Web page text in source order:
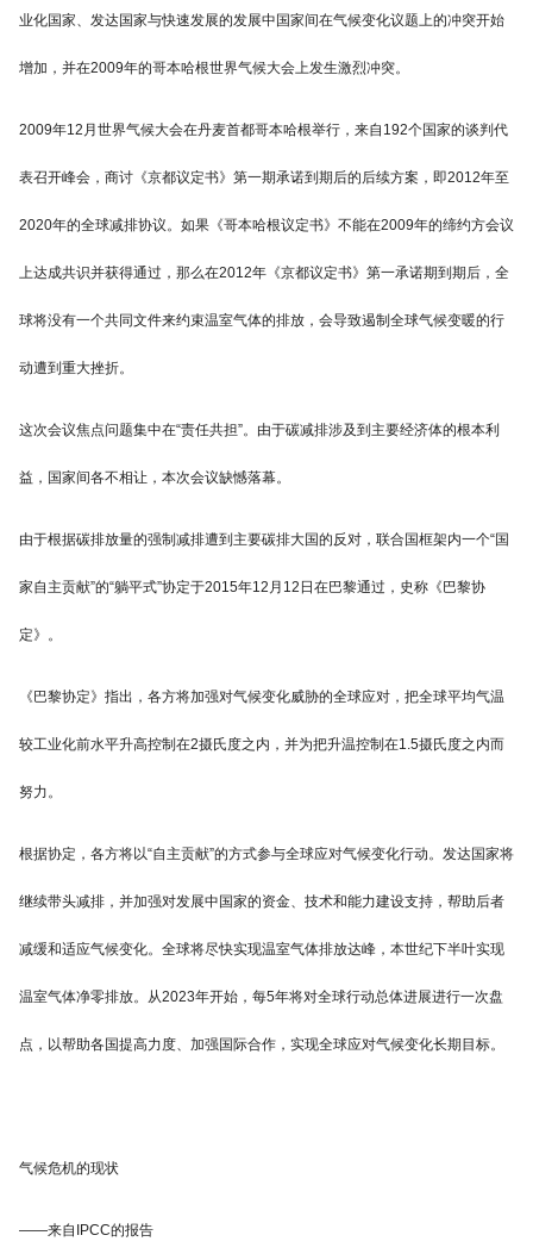
业化国家、发达国家与快速发展的发展中国家间在气候变化议题上的冲突开始
增加，并在2009年的哥本哈根世界气候大会上发生激烈冲突。
2009年12月世界气候大会在丹麦首都哥本哈根举行，来自192个国家的谈判代
表召开峰会，商讨《京都议定书》第一期承诺到期后的后续方案，即2012年至
2020年的全球减排协议。如果《哥本哈根议定书》不能在2009年的缔约方会议
上达成共识并获得通过，那么在2012年《京都议定书》第一承诺期到期后，全
球将没有一个共同文件来约束温室气体的排放，会导致遏制全球气候变暖的行
动遭到重大挫折。
这次会议焦点问题集中在“责任共担”。由于碳减排涉及到主要经济体的根本利
益，国家间各不相让，本次会议缺憾落幕。
由于根据碳排放量的强制减排遭到主要碳排大国的反对，联合国框架内一个“国
家自主贡献”的“躺平式”协定于2015年12月12日在巴黎通过，史称《巴黎协
定》。
《巴黎协定》指出，各方将加强对气候变化威胁的全球应对，把全球平均气温
较工业化前水平升高控制在2摄氏度之内，并为把升温控制在1.5摄氏度之内而
努力。
根据协定，各方将以“自主贡献”的方式参与全球应对气候变化行动。发达国家将
继续带头减排，并加强对发展中国家的资金、技术和能力建设支持，帮助后者
减缓和适应气候变化。全球将尽快实现温室气体排放达峰，本世纪下半叶实现
温室气体净零排放。从2023年开始，每5年将对全球行动总体进展进行一次盘
点，以帮助各国提高力度、加强国际合作，实现全球应对气候变化长期目标。
气候危机的现状
——来自IPCC的报告